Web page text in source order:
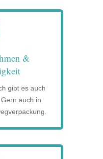
&
gibt es auch
auch in